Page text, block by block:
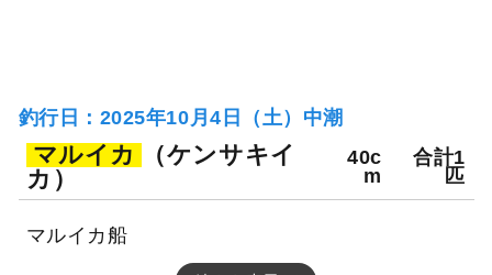
釣行日：2025年10月4日（土）中潮
マルイカ
（ケンサキイ
カ）
40c
m
合計1
匹
マルイカ船